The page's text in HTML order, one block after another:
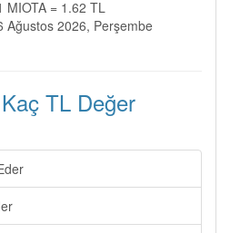
MIOTA = 1.62 TL
Ağustos 2026, Perşembe
TL Değer